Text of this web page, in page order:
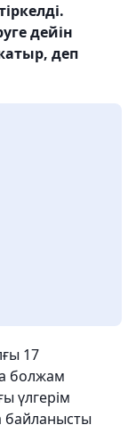
дейін
деп
17
болжам
үлгерім
байланысты